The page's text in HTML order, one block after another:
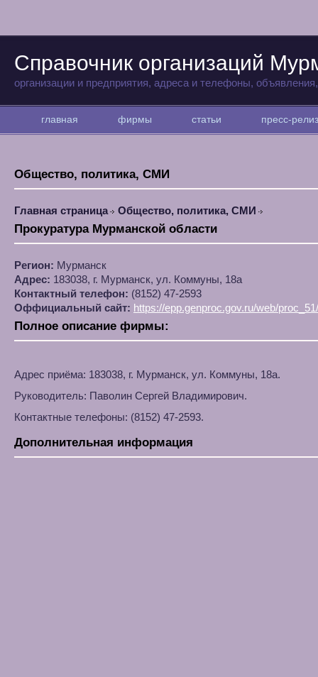
Справочник организаций
организации и предприятия, адреса и телефоны,
главная фирмы статьи пресс-
Общество, политика, СМИ
Главная страница Общество, политика, СМИ
Прокуратура Мурманской области
Регион: Мурманск
Адрес: 183038, г. Мурманск, ул. Коммуны, 18а
Контактный телефон: (8152) 47-2593
Оффициальный сайт: https://epp.genproc.gov.ru/web/proc_51/
Полное описание фирмы:
Адрес приёма: 183038, г. Мурманск, ул. Коммуны, 18а.
Руководитель: Паволин Сергей Владимирович.
Контактные телефоны: (8152) 47-2593.
Дополнительная информация